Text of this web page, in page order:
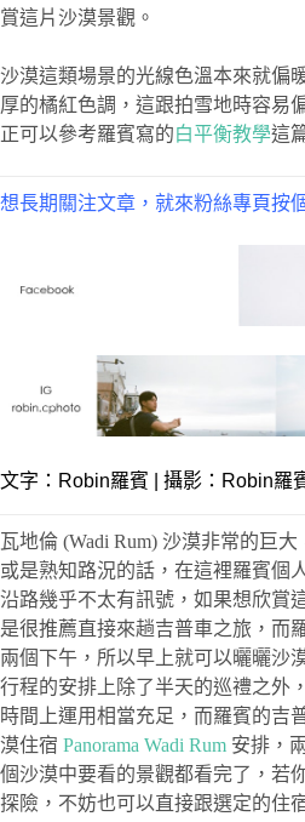
賞這片沙漠景觀。
沙漠這類場景的光線色溫本來就偏
厚的橘紅色調，這跟拍雪地時容易
正可以參考羅賓寫的白平衡教學這
想長期關注文章，就來粉絲專頁按
文字： Robin羅賓 | 攝影：Robin羅
瓦地倫 (Wadi Rum) 沙漠非常的巨
或是熟知路況的話，在這裡羅賓個
沿路幾乎不太有訊號，如果想欣賞
是很推薦直接來趟吉普車之旅，而
兩個下午，所以早上就可以曬曬沙
行程的安排上除了半天的巡禮之外
時間上運用相當充足，而羅賓的吉
漠住宿 Panorama Wadi Rum 安排，
個沙漠中要看的景觀都看完了，若
探險，不妨也可以直接跟選定的住